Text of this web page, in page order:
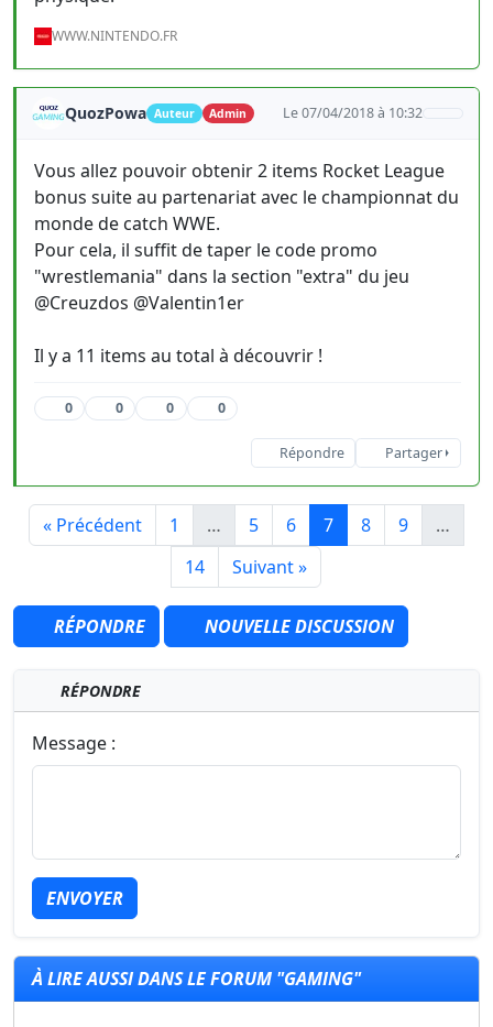
WWW.NINTENDO.FR
QuozPowa Auteur Admin Le 07/04/2018 à 10:32
Vous allez pouvoir obtenir 2 items Rocket League
bonus suite au partenariat avec le championnat du
monde de catch WWE.
Pour cela, il suffit de taper le code promo
"wrestlemania" dans la section "extra" du jeu
@Creuzdos @Valentin1er
Il y a 11 items au total à découvrir !
0 0 0 0
Répondre Partager
« Précédent 1 … 5 6 7 8 9
…
14
Suivant »
RÉPONDRE NOUVELLE DISCUSSION
RÉPONDRE
Message :
ENVOYER
À LIRE AUSSI DANS LE FORUM "GAMING"